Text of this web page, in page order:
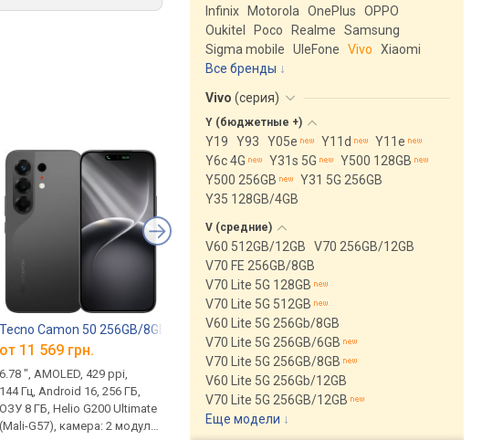
Tecno Camon 50 256GB/8GB
от 11 569 грн.
6.78 ", AMOLED, 429 ppi,
144 Гц, Android 16, 256 ГБ,
ОЗУ 8 ГБ, Helio G200 Ultimate
(Mali-G57), камера: 2 модуля,
Motorola Edge 50 Fusion 512GB
от 13 999 грн.
5G, экран-водопад, 6.7 ",
OLED (полимерный), 393 ppi,
144 Гц, Android 14, 512 ГБ,
UFS 2.2, ОЗУ 12 ГБ, LPDDR4X,
Infinix
Motorola OnePlus
OPPO
Oukitel
Poco Realme
Samsung
Sigma mobile
UleFone Vivo
Xiaomi
Все бренды
Vivo (серия)
Y (бюджетные +)
Y19 Y93 Y05e Y11d
Y11e
Y6c 4G
Y31s 5G
Y500 128GB
Y500 256GB
Y31 5G 256GB
Y35 128GB/4GB
V (средние)
V60 512GB/12GB
V70 256GB/12GB
V70 FE 256GB/8GB
V70 Lite 5G 128GB
V70 Lite 5G 512GB
V60 Lite 5G 256Gb/8GB
V70 Lite 5G 256GB/6GB
V70 Lite 5G 256GB/8GB
V60 Lite 5G 256Gb/12GB
V70 Lite 5G 256GB/12GB
Еще модели ↓